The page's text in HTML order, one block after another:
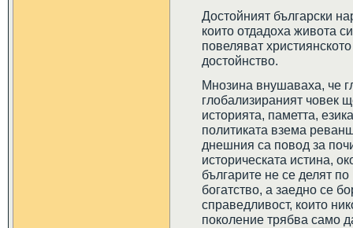
Достойният български
които отдадоха живота
повеляват
достойнство.
Мнозина внушаваха, че
глобализираният човек
историята, паметта,
политиката взема
днешния са повод за
историческата истина,
българите не се делят
богатство, а заедно се
справедливост, които
поколение трябва само